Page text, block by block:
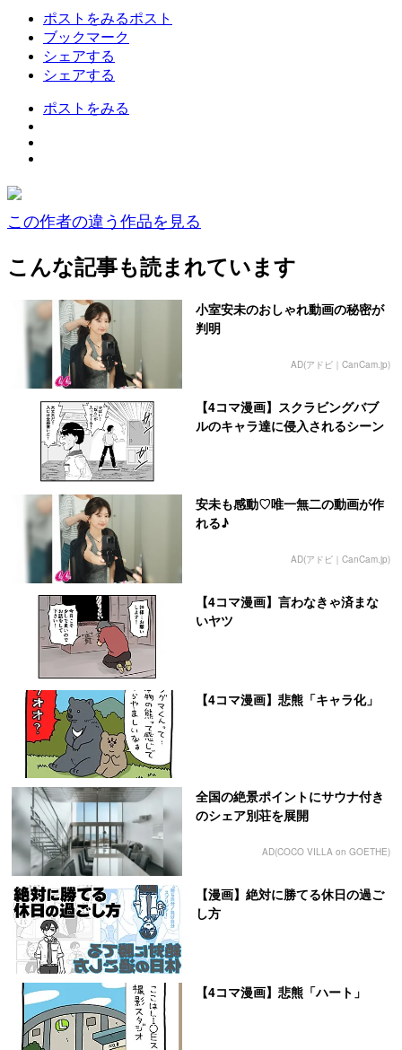
ポストをみるポスト
ブックマーク
シェアする
シェアする
ポストをみる
この作者の違う作品を見る
こんな記事も読まれています
小室安未のおしゃれ動画の秘密が
判明
AD(アドビ｜CanCam.jp)
【4コマ漫画】スクラビングバブ
ルのキャラ達に侵入されるシーン
安未も感動♡唯一無二の動画が作
れる♪
AD(アドビ｜CanCam.jp)
【4コマ漫画】言わなきゃ済まな
いヤツ
【4コマ漫画】悲熊「キャラ化」
全国の絶景ポイントにサウナ付き
のシェア別荘を展開
AD(COCO VILLA on GOETHE)
【漫画】絶対に勝てる休日の過ご
し方
【4コマ漫画】悲熊「ハート」